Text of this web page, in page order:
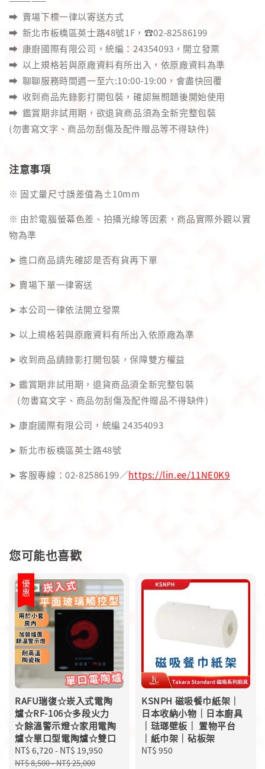
➡️ 賣場下標一律以寄送方式
➡️ 新北市板橋區英士路48號1F，☎️02-82586199
➡️ 康廚國際有限公司，統編：24354093，開立發票
➡️ 以上規格若與原廠資料有所出入，依原廠資料為準
➡️ 聊聊服務時間週一至六:10:00-19:00，會盡快回覆
➡️ 收到商品先錄影打開包裝，確認無問題後開始使用
➡️ 鑑賞期非試用期，欲退貨商品須為全新完整包裝
(勿書寫文字、商品勿刮傷及配件贈品等不得缺件)
注意事項
※ 固丈量尺寸誤差值為±10mm
※ 由於電腦螢幕色差、拍攝光線等因素，商品實際外觀以實
物為準
➤ 進口商品請先確認是否有貨再下單
➤ 賣場下單一律寄送
➤ 本公司一律依法開立發票
➤ 以上規格若與原廠資料有所出入依原廠為準
➤ 收到商品請錄影打開包裝，保障雙方權益
➤ 鑑賞期非試用期，退貨商品須全新完整包裝
(勿書寫文字、商品勿刮傷及配件贈品不得缺件)
➤ 康廚國際有限公司，統編 24354093
➤ 新北市板橋區英士路48號
➤ 客服專線：02-82586199／https://lin.ee/11NE0K9
您可能也喜歡
優惠
RAFU瑞復☆崁入式電陶
爐☆RF-106☆多段火力
☆餘溫警示燈☆家用電陶
爐☆單口型電陶爐☆雙口
Sale
price
NT$ 6,720 - NT$ 19,950
NT$ 8,500-NT$ 25,000
KSNPH 磁吸餐巾紙架｜
日本收納小物｜日本廚具
｜琺瑯壁板｜ 置物平台
｜紙巾架｜砧板架
Regular
NT$ 950